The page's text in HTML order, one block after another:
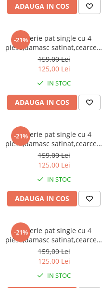
Bumbac satinat
Bumbac policoton
Compatibile cu saltea
90x200cm
100x200cm
120x200cm
140x200cm
160x200cm
180x200cm
200x220cm
Tipul cearceafului de pat
Alba
Galbena
Bleu
ADAUGA IN COS
-21%
Lenjerie pat single cu 4
piese,damasc satinat,cearceaf
normal 155x210cm,cearceaf
pilota 155x200cm,2 fete de
perna 50x70cm-A1357
159,00 Lei
125,00 Lei
IN STOC
ADAUGA IN COS
-21%
Lenjerie pat single cu 4
piese,damasc satinat,cearceaf
normal 155x210cm,cearceaf
pilota 155x200cm,2 fete de
perna 50x70cm-A1360
159,00 Lei
125,00 Lei
IN STOC
ADAUGA IN COS
-21%
Lenjerie pat single cu 4
piese,damasc satinat,cearceaf
normal 155x210cm,cearceaf
pilota 155x200cm,2 fete de
perna 50x70cm-A1362
159,00 Lei
125,00 Lei
IN STOC